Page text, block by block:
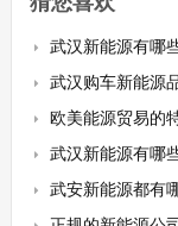
武汉新能源有哪
武汉购车新能源
欧美能源贸易的
武汉新能源有哪
武安新能源都有